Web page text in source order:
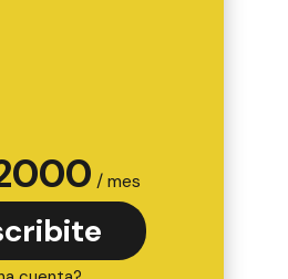
/ mes